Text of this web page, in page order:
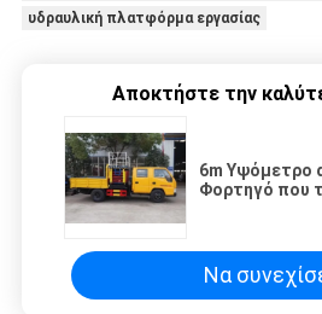
υδραυλική πλατφόρμα εργασίας
Αποκτήστε την
6m Υψόμετρο
Φορτηγό που
Να